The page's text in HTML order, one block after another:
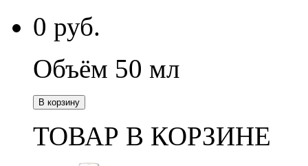
0 руб.
Объём 50 мл
В корзину
ТОВАР В КОРЗИНЕ